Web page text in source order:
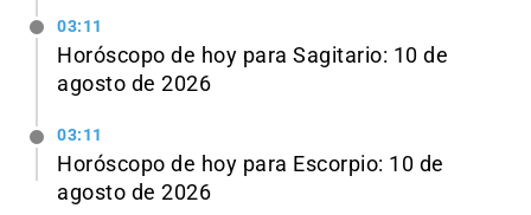
03:11
Horóscopo de hoy para Sagitario: 10 de
agosto de 2026
03:11
Horóscopo de hoy para Escorpio: 10 de
agosto de 2026